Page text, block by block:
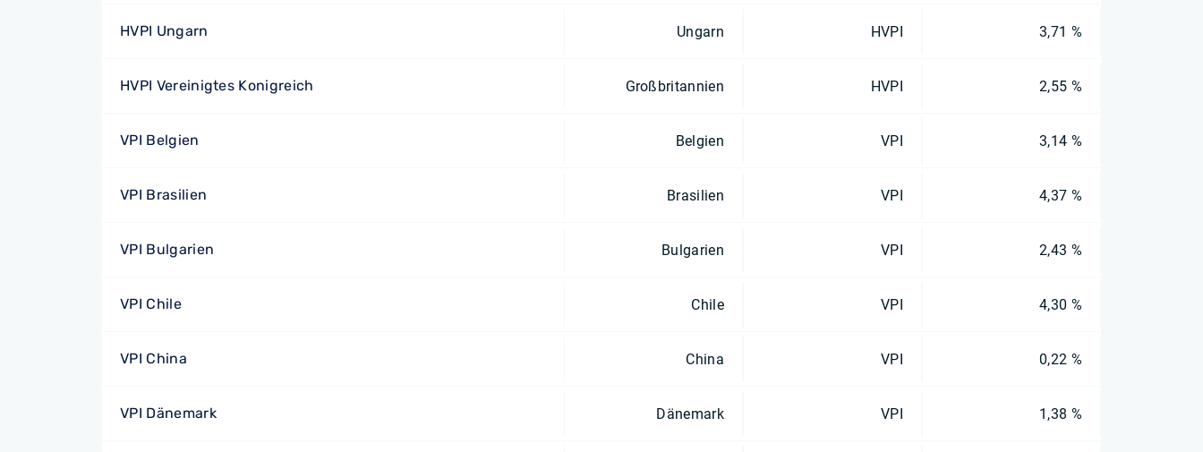
HVPI Ungarn Ungarn HVPI 3,71 %
HVPI Vereinigtes Konigreich Großbritannien HVPI 2,55 %
VPI Belgien Belgien VPI 3,14 %
VPI Brasilien Brasilien VPI 4,37 %
VPI Bulgarien Bulgarien VPI 2,43 %
VPI Chile Chile VPI 4,30 %
VPI China China VPI 0,22 %
VPI Dänemark Dänemark VPI 1,38 %